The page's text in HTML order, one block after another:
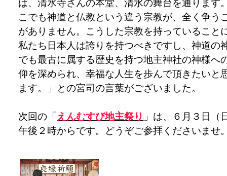
は、清水寺さんの本堂、清水の舞台を通ります
こでも神道と仏教という違う宗教が、全く争う
がありません。こうした宗教を持っていること
私たち日本人は誇りを持つべきですし、神道の
でも最古に属する歴史を持つ地主神社の神様へ
仰を深められ、幸福な人生を歩んで頂きたいと
ます。」との宮司の言葉がございました。
次回の「 えんむすび地主祭り 」は、６月３日（
午後２時からです。どうぞご参拝くださいませ